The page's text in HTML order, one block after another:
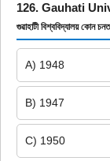
126. Gauhati
গুৱাহাটী বিশ্ববিদ্যালয় কোন
A) 1948
B) 1947
C) 1950